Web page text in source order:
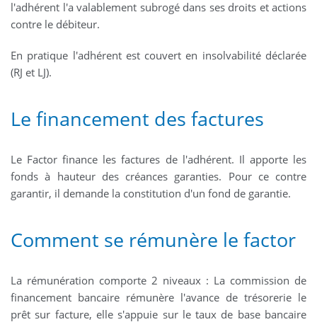
l'adhérent l'a valablement subrogé dans ses droits et actions
contre le débiteur.
En pratique l'adhérent est couvert en insolvabilité déclarée
(RJ et LJ).
Le financement des factures
Le Factor finance les factures de l'adhérent. Il apporte les
fonds à hauteur des créances garanties. Pour ce contre
garantir, il demande la constitution d'un fond de garantie.
Comment se rémunère le factor
La rémunération comporte 2 niveaux : La commission de
financement bancaire rémunère l'avance de trésorerie le
prêt sur facture, elle s'appuie sur le taux de base bancaire